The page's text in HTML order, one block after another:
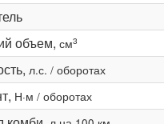
объем, см3
л.с. / оборотах
Н·м / оборотах